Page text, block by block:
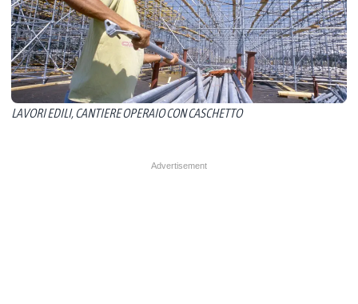
LAVORI EDILI, CANTIERE OPERAIO CON CASCHETTO